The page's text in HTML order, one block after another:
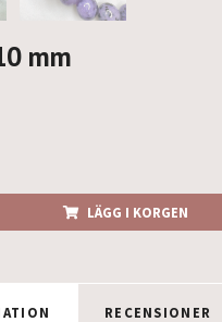
mm
LÄGG I KORGEN
RECENSIONER